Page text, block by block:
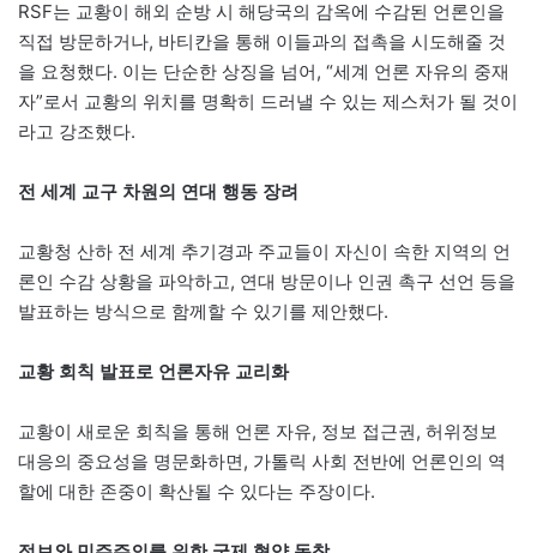
RSF는 교황이 해외 순방 시 해당국의 감옥에 수감된 언론인을
직접 방문하거나, 바티칸을 통해 이들과의 접촉을 시도해줄 것
을 요청했다. 이는 단순한 상징을 넘어, “세계 언론 자유의 중재
자”로서 교황의 위치를 명확히 드러낼 수 있는 제스처가 될 것이
라고 강조했다.
전 세계 교구 차원의 연대 행동 장려
교황청 산하 전 세계 추기경과 주교들이 자신이 속한 지역의 언
론인 수감 상황을 파악하고, 연대 방문이나 인권 촉구 선언 등을
발표하는 방식으로 함께할 수 있기를 제안했다.
교황 회칙 발표로 언론자유 교리화
교황이 새로운 회칙을 통해 언론 자유, 정보 접근권, 허위정보
대응의 중요성을 명문화하면, 가톨릭 사회 전반에 언론인의 역
할에 대한 존중이 확산될 수 있다는 주장이다.